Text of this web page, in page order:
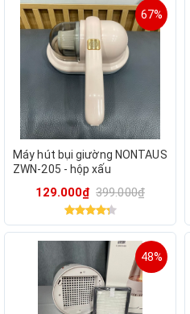
67%
Máy hút bụi giường NONTAUS
ZWN-205 - hộp xấu
129.000₫ 399.000₫
48%